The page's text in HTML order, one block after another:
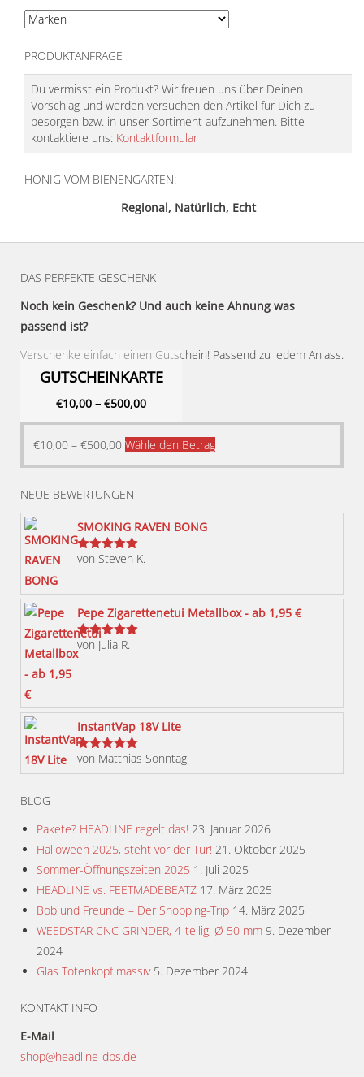
PRODUKTANFRAGE
Du vermisst ein Produkt? Wir freuen uns über Deinen
Vorschlag und werden versuchen den Artikel für Dich zu
besorgen bzw. in unser Sortiment aufzunehmen. Bitte
kontaktiere uns: Kontaktformular
HONIG VOM BIENENGARTEN:
Regional, Natürlich, Echt
DAS PERFEKTE GESCHENK
Noch kein Geschenk? Und auch keine Ahnung was
passend ist?
Verschenke einfach einen Gutschein! Passend zu jedem Anlass.
GUTSCHEINKARTE
€10,00 – €500,00
€10,00 – €500,00 Wähle den BetragDieses
Produkt
können
werden
NEUE BEWERTUNGEN
SMOKING RAVEN BONG
Bewertet
von Steven K.
Pepe Zigarettenetui Metallbox - ab 1,95 €
Bewertet
mit
von Julia R.
InstantVap 18V Lite
Bewertet
von Matthias Sonntag
BLOG
Pakete? HEADLINE regelt das! 23. Januar 2026
Halloween 2025, steht vor der Tür! 21. Oktober 2025
Sommer-Öffnungszeiten 2025 1. Juli 2025
HEADLINE vs. FEETMADEBEATZ 17. März 2025
Bob und Freunde – Der Shopping-Trip 14. März 2025
WEEDSTAR CNC GRINDER, 4-teilig, Ø 50 mm 9. Dezember
2024
Glas Totenkopf massiv 5. Dezember 2024
KONTAKT INFO
E-Mail
shop@headline-dbs.de